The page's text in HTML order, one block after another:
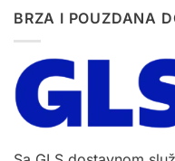
BRZA I POUZDANA